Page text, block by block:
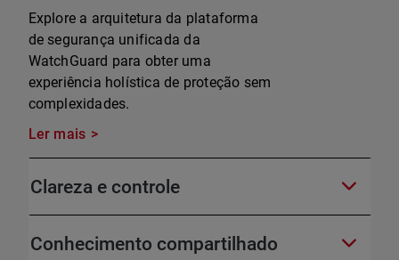
Explore a arquitetura da plataforma
de segurança unificada da
WatchGuard para obter uma
experiência holística de proteção sem
complexidades.
Ler mais
Clareza e controle
Conhecimento compartilhado